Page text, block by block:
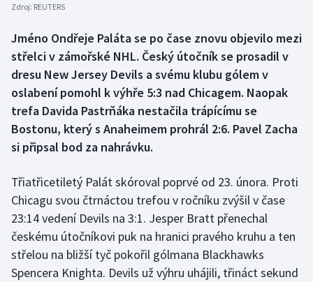
Box
Curling
Dostihy
Florbal
Golf
Gymnastika
Zdroj: REUTERS
Jméno Ondřeje Paláta se po čase znovu objevilo mezi
střelci v zámořské NHL. Český útočník se prosadil v
dresu New Jersey Devils a svému klubu gólem v
oslabení pomohl k výhře 5:3 nad Chicagem. Naopak
trefa Davida Pastrňáka nestačila trápícímu se
Bostonu, který s Anaheimem prohrál 2:6. Pavel Zacha
si připsal bod za nahrávku.
Třiatřicetiletý Palát skóroval poprvé od 23. února. Proti
Chicagu svou čtrnáctou trefou v ročníku zvýšil v čase
23:14 vedení Devils na 3:1. Jesper Bratt přenechal
českému útočníkovi puk na hranici pravého kruhu a ten
střelou na bližší tyč pokořil gólmana Blackhawks
Spencera Knighta. Devils už výhru uhájili, třináct sekund